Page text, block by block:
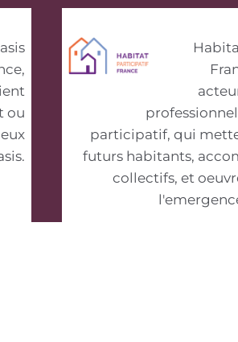
ou
participatif, qui
futurs habitants,
collectifs, et